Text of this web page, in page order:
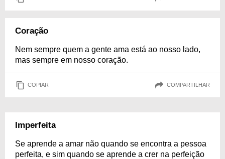
Coração
Nem sempre quem a gente ama está ao nosso lado,
mas sempre em nosso coração.
COPIAR COMPARTILHAR
Imperfeita
Se aprende a amar não quando se encontra a pessoa
perfeita, e sim quando se aprende a crer na perfeição